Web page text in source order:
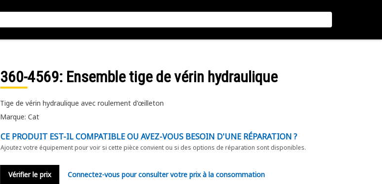
360-4569: Ensemble tige de vérin hydraulique
Tige de vérin hydraulique avec roulement d'œilleton
Marque: Cat
CE PRODUIT EST-IL COMPATIBLE OU AVEZ-VOUS BESOIN D'UNE RÉPARATION ?
Ajoutez votre équipement pour voir si cette pièce convient ou si des options de réparation sont disponibles.
Vérifier le prix Connectez-vous pour consulter votre prix à la consommation